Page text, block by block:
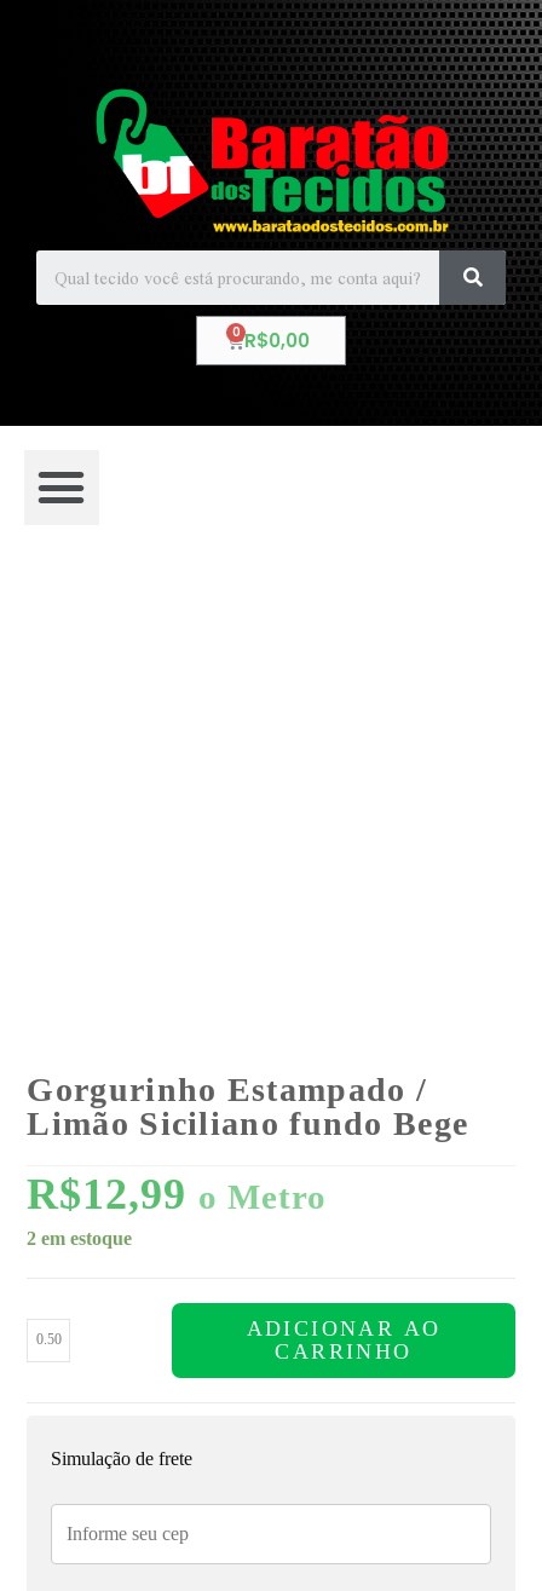
R$0,00
Gorgurinho Estampado /
Limão Siciliano fundo Bege
R$12,99 o Metro
2 em estoque
ADICIONAR AO
CARRINHO
Simulação de frete